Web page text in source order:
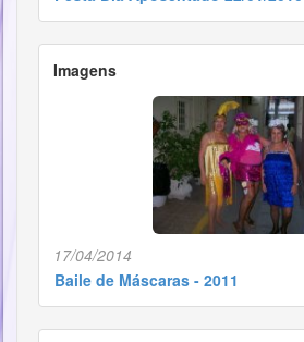
Imagens
17/04/2014
Baile de Máscaras - 2011